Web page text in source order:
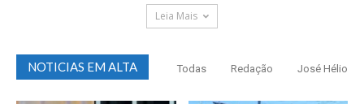
Leia Mais
NOTICIAS EM ALTA Todas Redação José Hélio